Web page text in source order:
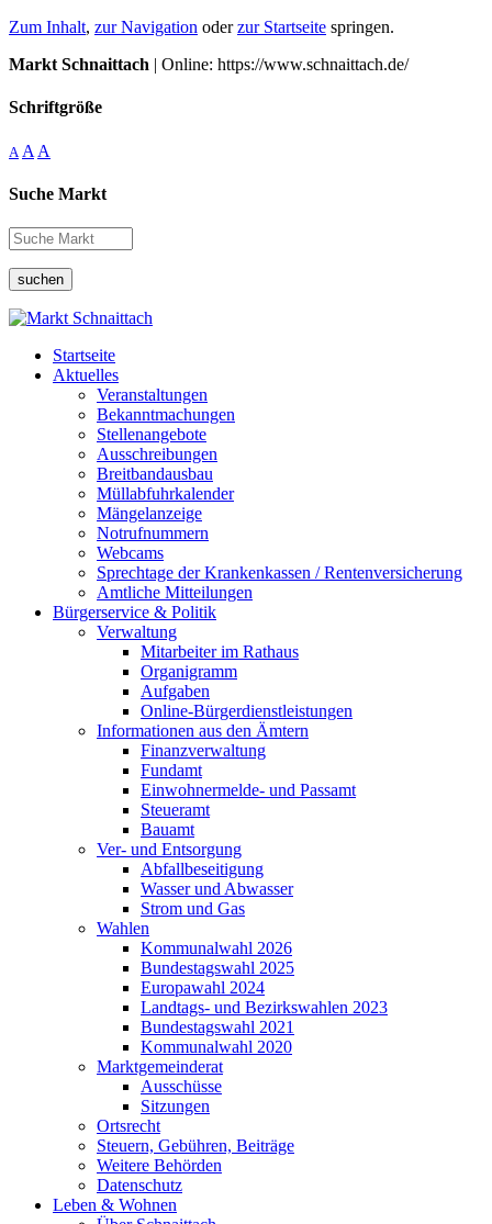
Zum Inhalt, zur Navigation oderzur Startseite springen.
Markt Schnaittach | Online: https://www.schnaittach.de/
Schriftgröße
A A A
Suche Markt
suchen
Startseite
Aktuelles
Veranstaltungen
Bekanntmachungen
Stellenangebote
Ausschreibungen
Breitbandausbau
Müllabfuhrkalender
Mängelanzeige
Notrufnummern
Webcams
Sprechtage der Krankenkassen / Rentenversicherung
Amtliche Mitteilungen
Bürgerservice & Politik
Verwaltung
Mitarbeiter im Rathaus
Organigramm
Aufgaben
Online-Bürgerdienstleistungen
Informationen aus den Ämtern
Finanzverwaltung
Fundamt
Einwohnermelde- und Passamt
Steueramt
Bauamt
Ver- und Entsorgung
Abfallbeseitigung
Wasser und Abwasser
Strom und Gas
Wahlen
Kommunalwahl 2026
Bundestagswahl 2025
Europawahl 2024
Landtags- und Bezirkswahlen 2023
Bundestagswahl 2021
Kommunalwahl 2020
Marktgemeinderat
Ausschüsse
Sitzungen
Ortsrecht
Steuern, Gebühren, Beiträge
Weitere Behörden
Datenschutz
Leben & Wohnen